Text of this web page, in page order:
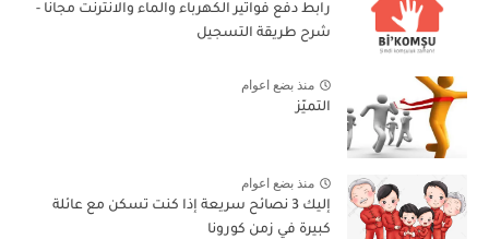
رابط دفع فواتير الكهرباء والماء والانترنت مجانا -
شرح طريقة التسجيل
منذ بضع اعوام
التميّز
منذ بضع اعوام
إليك 3 نصائح سريعة إذا كنت تسكن مع عائلة
كبيرة في زمن كورونا